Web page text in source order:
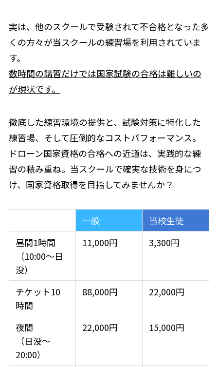
実は、他のスクールで受験されて不合格となった多
くの方々が当スクールの練習場を利用されていま
す。
数時間の講習だけでは国家試験の合格は難しいの
が現状です。
徹底した練習環境の提供と、試験対策に特化した
練習場、そして圧倒的なコストパフォーマンス。
ドローン国家資格の合格への近道は、実践的な練
習の積み重ね。当スクールで確実な技術を身につ
け、国家資格取得を目指してみませんか？
一般
当校生徒
昼間1時間
（10:00〜日
没）
11,000円 3,300円
チケット10
時間
88,000円 22,000円
夜間
（日没〜
20:00）
22,000円 15,000円